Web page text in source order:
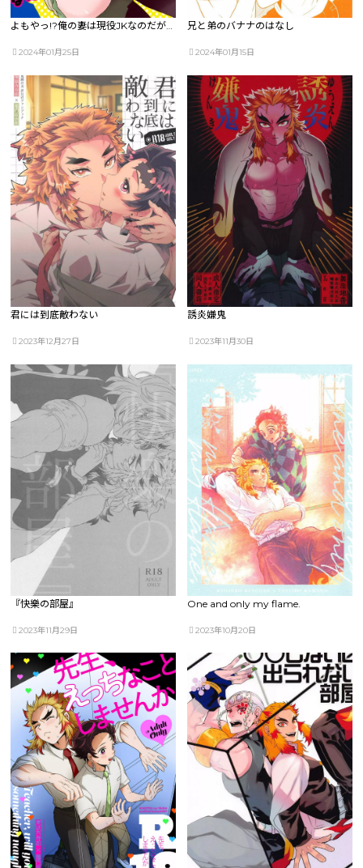
よもやっ!?俺の妻は現役JKなのだが…
2024年01月25日
兄と弟のバナナのはなし
2024年01月15日
君には到底敵わない
2023年12月27日
誘炎嫌鬼
2023年11月30日
『快樂の部屋』
2023年11月29日
One and only my flame.
2023年10月20日